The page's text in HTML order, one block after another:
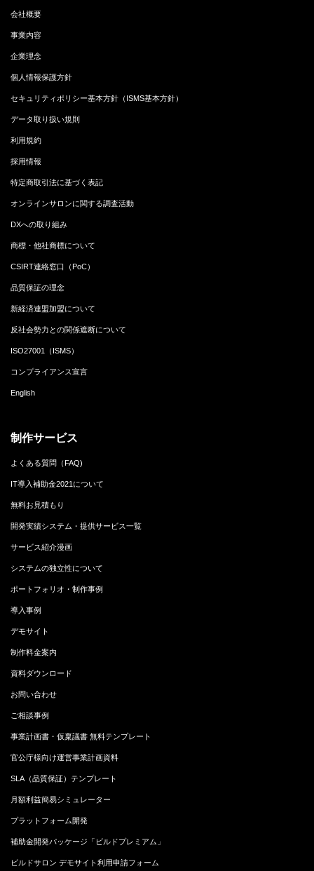
会社概要
事業内容
企業理念
個人情報保護方針
セキュリティポリシー基本方針（ISMS基本方針）
データ取り扱い規則
利用規約
採用情報
特定商取引法に基づく表記
オンラインサロンに関する調査活動
DXへの取り組み
商標・他社商標について
CSIRT連絡窓口（PoC）
品質保証の理念
新経済連盟加盟について
反社会勢力との関係遮断について
ISO27001（ISMS）
コンプライアンス宣言
English
制作サービス
よくある質問（FAQ)
IT導入補助金2021について
無料お見積もり
開発実績システム・提供サービス一覧
サービス紹介漫画
システムの独立性について
ポートフォリオ・制作事例
導入事例
デモサイト
制作料金案内
資料ダウンロード
お問い合わせ
ご相談事例
事業計画書・仮稟議書 無料テンプレート
官公庁様向け運営事業計画資料
SLA（品質保証）テンプレート
月額利益簡易シミュレーター
プラットフォーム開発
補助金開発パッケージ「ビルドプレミアム」
ビルドサロン デモサイト利用申請フォーム